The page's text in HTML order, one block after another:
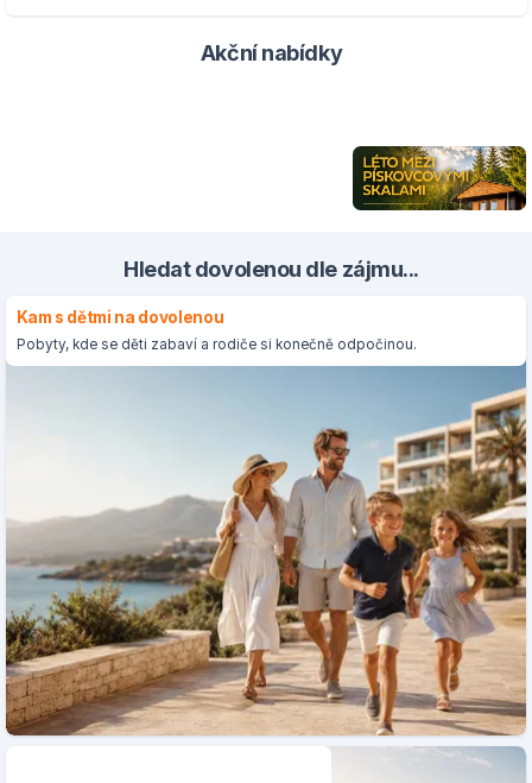
Akční nabídky
Hledat dovolenou dle zájmu...
Kam s dětmi na dovolenou
Pobyty, kde se děti zabaví a rodiče si konečně odpočinou.